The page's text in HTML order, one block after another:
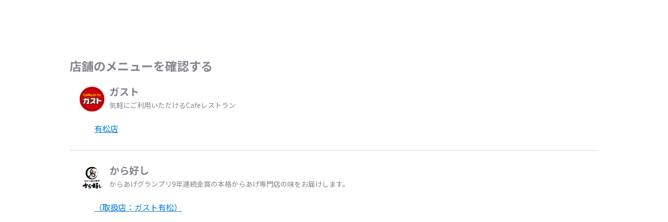
店舗のメニューを確認する
ガスト
気軽にご利用いただけるCafeレストラン
有松店
から好し
からあげグランプリ9年連続金賞の本格からあげ専門店の味をお届けします。
（取扱店：ガスト有松）